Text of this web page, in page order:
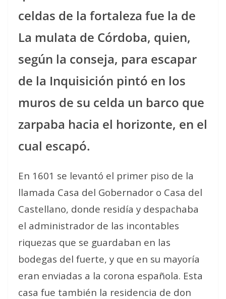
celdas de la fortaleza fue la de
La mulata de Córdoba, quien,
según la conseja, para escapar
de la Inquisición pintó en los
muros de su celda un barco que
zarpaba hacia el horizonte, en el
cual escapó.
En 1601 se levantó el primer piso de la
llamada Casa del Gobernador o Casa del
Castellano, donde residía y despachaba
el administrador de las incontables
riquezas que se guardaban en las
bodegas del fuerte, y que en su mayoría
eran enviadas a la corona española. Esta
casa fue también la residencia de don